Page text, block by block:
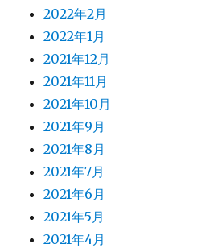
2022年2月
2022年1月
2021年12月
2021年11月
2021年10月
2021年9月
2021年8月
2021年7月
2021年6月
2021年5月
2021年4月